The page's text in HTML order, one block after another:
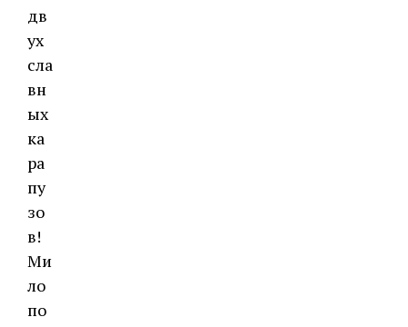
дв
ух
сла
вн
ых
ка
ра
пу
зо
в!
Ми
ло
по